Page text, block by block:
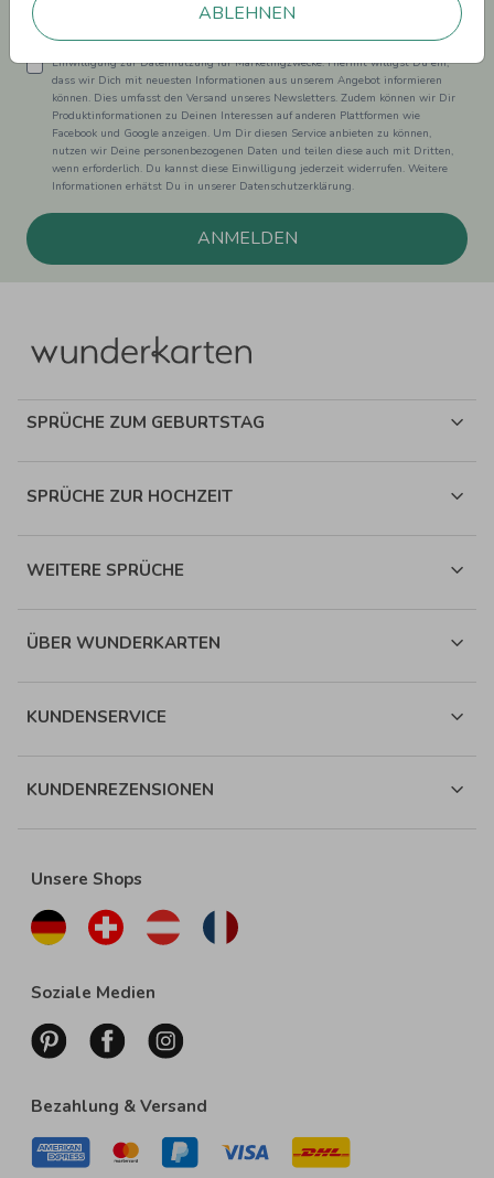
ABLEHNEN
Einwilligung zur Datennutzung für Marketingzwecke: Hiermit willigst Du ein,
dass wir Dich mit neuesten Informationen aus unserem Angebot informieren
können. Dies umfasst den Versand unseres Newsletters. Zudem können wir Dir
Produktinformationen zu Deinen Interessen auf anderen Plattformen wie
Facebook und Google anzeigen. Um Dir diesen Service anbieten zu können,
nutzen wir Deine personenbezogenen Daten und teilen diese auch mit Dritten,
wenn erforderlich. Du kannst diese Einwilligung jederzeit widerrufen. Weitere
Informationen erhätst Du in unserer Datenschutzerklärung.
ANMELDEN
SPRÜCHE ZUM GEBURTSTAG
SPRÜCHE ZUR HOCHZEIT
WEITERE SPRÜCHE
ÜBER WUNDERKARTEN
KUNDENSERVICE
KUNDENREZENSIONEN
Unsere Shops
Soziale Medien
Bezahlung & Versand